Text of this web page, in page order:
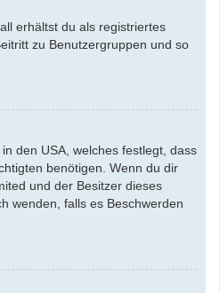
erhältst du als registriertes
zu Benutzergruppen und so
den USA, welches festlegt, dass
benötigen. Wenn du dir
und der Besitzer dieses
wenden, falls es Beschwerden